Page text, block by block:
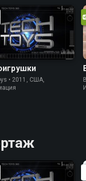
• 2011, США,